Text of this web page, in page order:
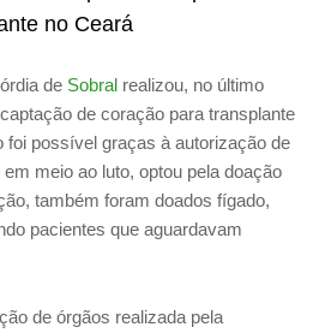
no Ceará
de Sobral realizou, no último
de coração para transplante
foi possível graças à autorização de
meio ao luto, optou pela doação
também foram doados fígado,
pacientes que aguardavam
de órgãos realizada pela